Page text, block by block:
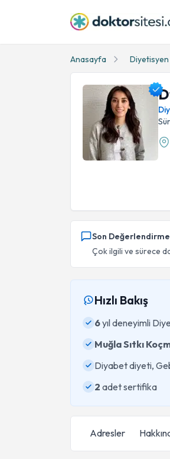
Anasayfa Diyetisyen
Son Değerlendirme
Çok ilgili ve sürece
Hızlı Bakış
6yıl deneyimli
Muğla Sıtkı
Diyabet diyeti,
2 adet sertifika
Adresler